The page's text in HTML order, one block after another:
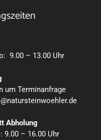
: 9.00 – 13.00 Uhr
um Terminanfrage
Abholung
: 9.00 – 16.00 Uhr